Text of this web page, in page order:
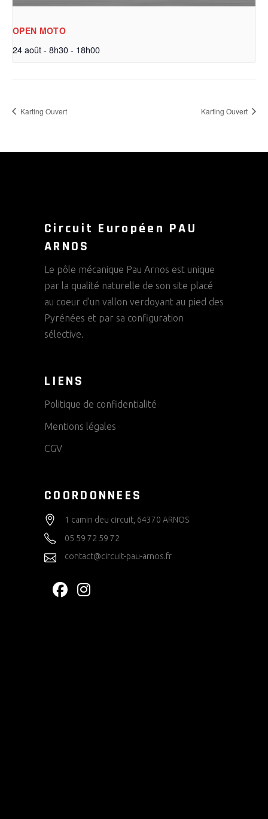
OPEN MOTO
24 août - 8h30- 18h00
Karting Ouvert Karting Ouvert
Circuit Européen PAU
ARNOS
Le pôle mécanique Pau Arnos est unique
par la qualité naturelle de son site placé
au coeur d’un vallon verdoyant au pied des
Pyrénées et par sa configuration
sélective.
LIENS
Politique de confidentialité
Mentions légales
CGV
COORDONNEES
1 camin deu circuit, 64370 ARNOS
05 59 72 59 72
contact@circuit-pau-arnos.fr